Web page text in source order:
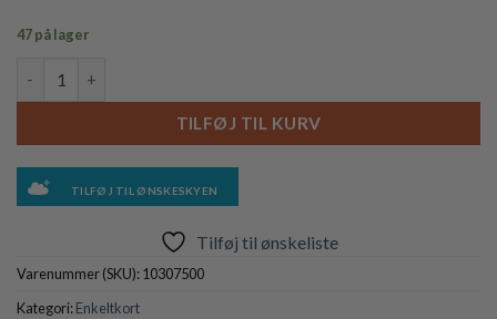
47 på lager
TILFØJ TIL KURV
TILFØJ TIL ØNSKESKYEN
Tilføj til ønskeliste
Varenummer (SKU):10307500
Kategori:Enkeltkort